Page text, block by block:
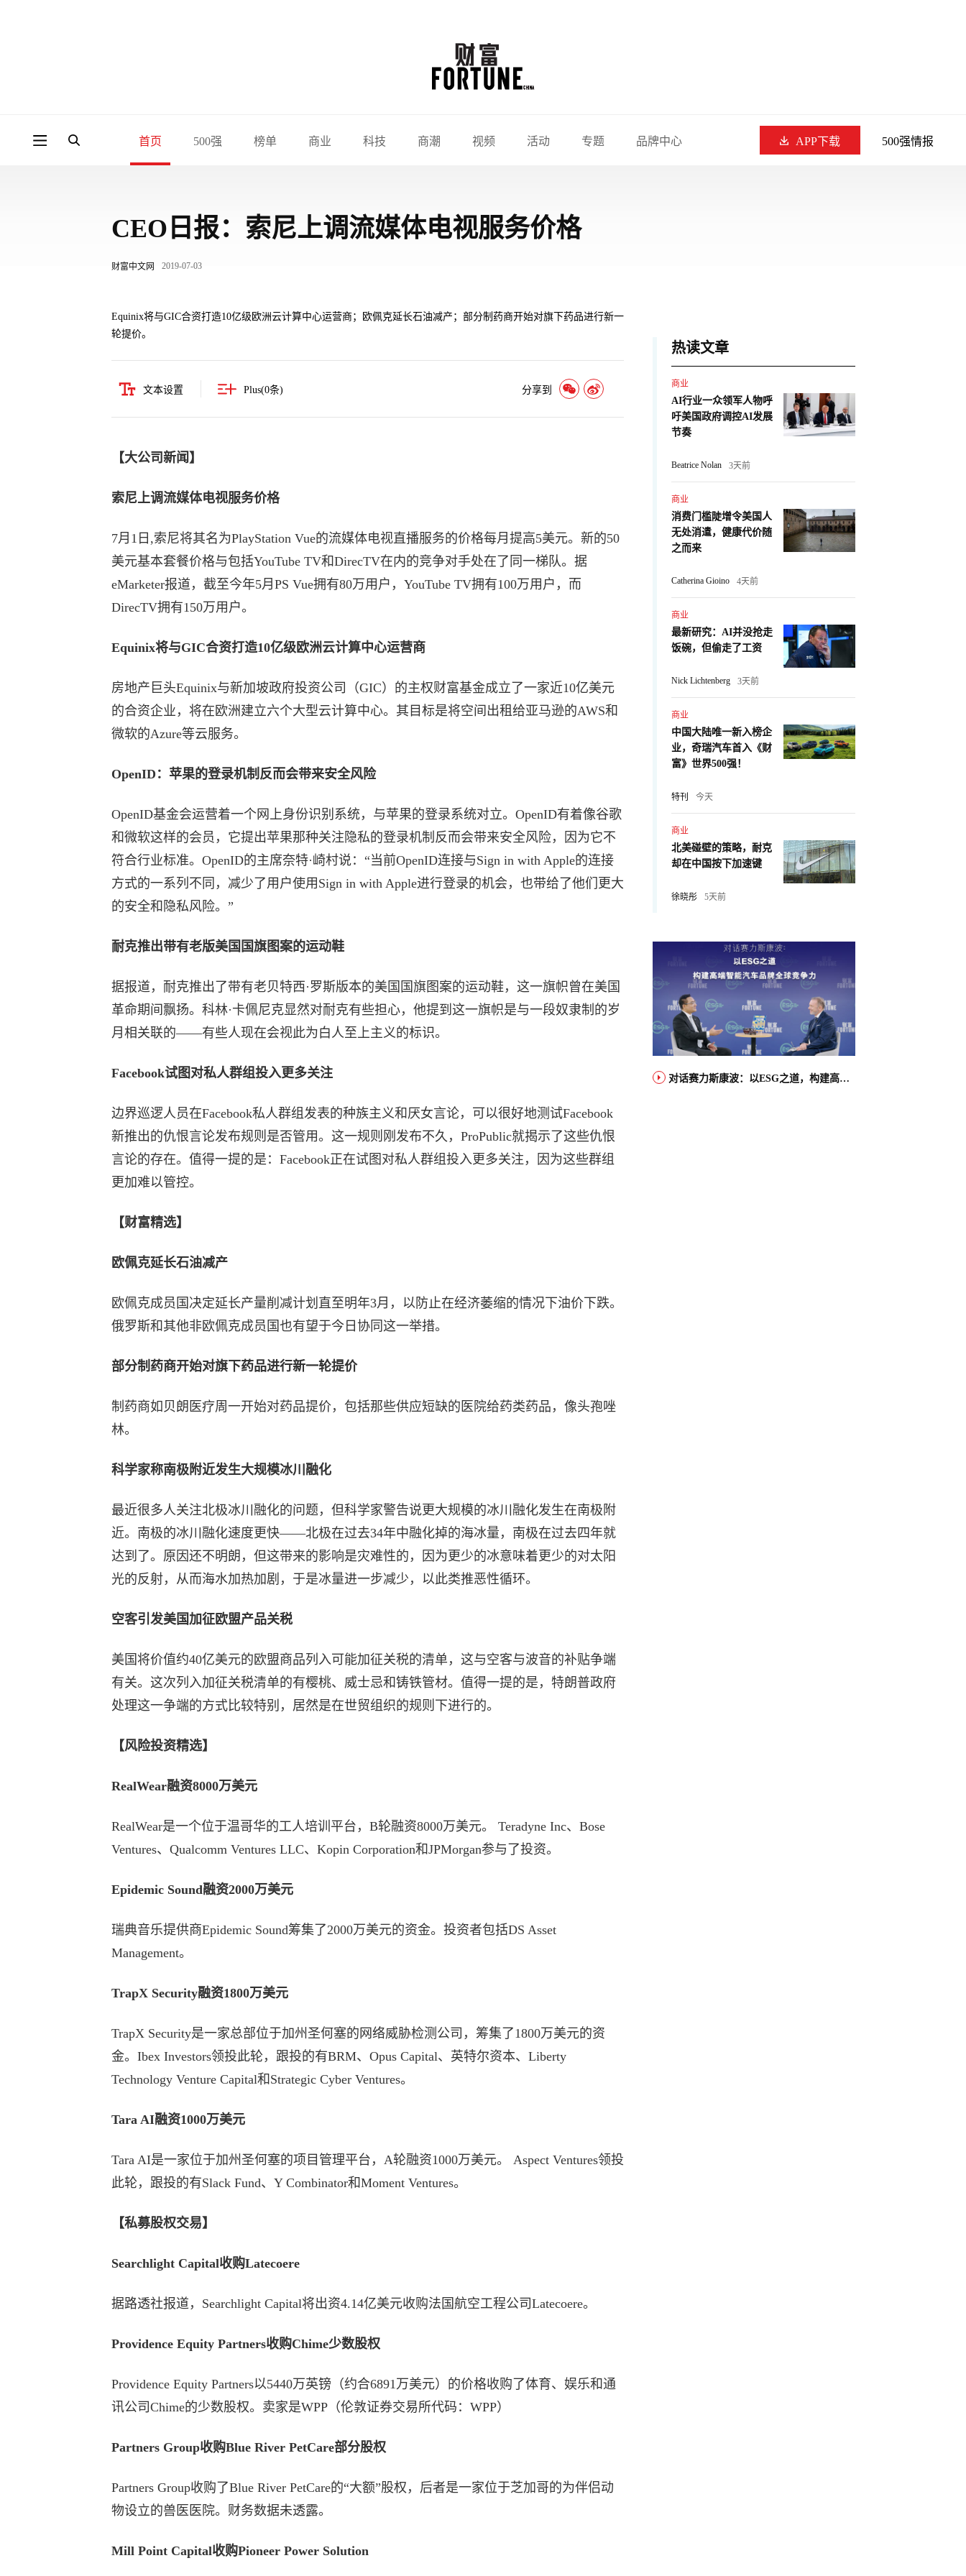
首页 500强 榜单 商业 科技 商潮 视频 活动 专题 品牌中心 APP下载 500强情报
CEO日报：索尼上调流媒体电视服务价格
财富中文网 2019-07-03
Equinix将与GIC合资打造10亿级欧洲云计算中心运营商；欧佩克延长石油减产；部分制药商开始对旗下药品进行新一
轮提价。
文本设置 Plus(0条) 分享到
【大公司新闻】
索尼上调流媒体电视服务价格
7月1日,索尼将其名为PlayStation Vue的流媒体电视直播服务的价格每月提高5美元。新的50
美元基本套餐价格与包括YouTube TV和DirecTV在内的竞争对手处在了同一梯队。据
eMarketer报道，截至今年5月PS Vue拥有80万用户，YouTube TV拥有100万用户，而
DirecTV拥有150万用户。
Equinix将与GIC合资打造10亿级欧洲云计算中心运营商
房地产巨头Equinix与新加坡政府投资公司（GIC）的主权财富基金成立了一家近10亿美元
的合资企业，将在欧洲建立六个大型云计算中心。其目标是将空间出租给亚马逊的AWS和
微软的Azure等云服务。
OpenID：苹果的登录机制反而会带来安全风险
OpenID基金会运营着一个网上身份识别系统，与苹果的登录系统对立。OpenID有着像谷歌
和微软这样的会员，它提出苹果那种关注隐私的登录机制反而会带来安全风险，因为它不
符合行业标准。OpenID的主席奈特·崎村说：“当前OpenID连接与Sign in with Apple的连接
方式的一系列不同，减少了用户使用Sign in with Apple进行登录的机会，也带给了他们更大
的安全和隐私风险。”
耐克推出带有老版美国国旗图案的运动鞋
据报道，耐克推出了带有老贝特西·罗斯版本的美国国旗图案的运动鞋，这一旗帜曾在美国
革命期间飘扬。科林·卡佩尼克显然对耐克有些担心，他提到这一旗帜是与一段奴隶制的岁
月相关联的——有些人现在会视此为白人至上主义的标识。
Facebook试图对私人群组投入更多关注
边界巡逻人员在Facebook私人群组发表的种族主义和厌女言论，可以很好地测试Facebook
新推出的仇恨言论发布规则是否管用。这一规则刚发布不久，ProPublic就揭示了这些仇恨
言论的存在。值得一提的是：Facebook正在试图对私人群组投入更多关注，因为这些群组
更加难以管控。
【财富精选】
欧佩克延长石油减产
欧佩克成员国决定延长产量削减计划直至明年3月，以防止在经济萎缩的情况下油价下跌。
俄罗斯和其他非欧佩克成员国也有望于今日协同这一举措。
部分制药商开始对旗下药品进行新一轮提价
制药商如贝朗医疗周一开始对药品提价，包括那些供应短缺的医院给药类药品，像头孢唑
林。
科学家称南极附近发生大规模冰川融化
最近很多人关注北极冰川融化的问题，但科学家警告说更大规模的冰川融化发生在南极附
近。南极的冰川融化速度更快——北极在过去34年中融化掉的海冰量，南极在过去四年就
达到了。原因还不明朗，但这带来的影响是灾难性的，因为更少的冰意味着更少的对太阳
光的反射，从而海水加热加剧，于是冰量进一步减少，以此类推恶性循环。
空客引发美国加征欧盟产品关税
美国将价值约40亿美元的欧盟商品列入可能加征关税的清单，这与空客与波音的补贴争端
有关。这次列入加征关税清单的有樱桃、威士忌和铸铁管材。值得一提的是，特朗普政府
处理这一争端的方式比较特别，居然是在世贸组织的规则下进行的。
【风险投资精选】
RealWear融资8000万美元
RealWear是一个位于温哥华的工人培训平台，B轮融资8000万美元。 Teradyne Inc、Bose
Ventures、Qualcomm Ventures LLC、Kopin Corporation和JPMorgan参与了投资。
Epidemic Sound融资2000万美元
瑞典音乐提供商Epidemic Sound筹集了2000万美元的资金。投资者包括DS Asset
Management。
TrapX Security融资1800万美元
TrapX Security是一家总部位于加州圣何塞的网络威胁检测公司，筹集了1800万美元的资
金。Ibex Investors领投此轮，跟投的有BRM、Opus Capital、英特尔资本、Liberty
Technology Venture Capital和Strategic Cyber Ventures。
Tara AI融资1000万美元
Tara AI是一家位于加州圣何塞的项目管理平台，A轮融资1000万美元。 Aspect Ventures领投
此轮，跟投的有Slack Fund、Y Combinator和Moment Ventures。
【私募股权交易】
Searchlight Capital收购Latecoere
据路透社报道，Searchlight Capital将出资4.14亿美元收购法国航空工程公司Latecoere。
Providence Equity Partners收购Chime少数股权
Providence Equity Partners以5440万英镑（约合6891万美元）的价格收购了体育、娱乐和通
讯公司Chime的少数股权。卖家是WPP（伦敦证券交易所代码：WPP）
Partners Group收购Blue River PetCare部分股权
Partners Group收购了Blue River PetCare的“大额”股权，后者是一家位于芝加哥的为伴侣动
物设立的兽医医院。财务数据未透露。
Mill Point Capital收购Pioneer Power Solution
热读文章
商业
AI行业一众领军人物呼
吁美国政府调控AI发展
节奏
Beatrice Nolan 3天前
商业
消费门槛陡增令美国人
无处消遣，健康代价随
之而来
Catherina Gioino 4天前
商业
最新研究：AI并没抢走
饭碗，但偷走了工资
Nick Lichtenberg 3天前
商业
中国大陆唯一新入榜企
业，奇瑞汽车首入《财
富》世界500强！
特刊 今天
商业
北美碰壁的策略，耐克
却在中国按下加速键
徐晓彤 5天前
对话赛力斯康波：以ESG之道，构建高端智能汽车品牌全球竞争力